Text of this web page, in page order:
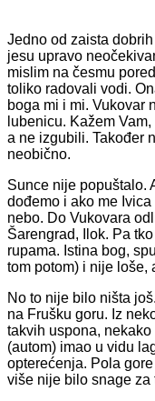
Jedno od zaista
jesu upravo
mislim na česmu
toliko radovali vodi.
boga mi i mi. Vukovar
lubenicu. Kažem
a ne izgubili. Također
neobično.
Sunce nije popuštalo.
dođemo i ako me
nebo. Do Vukovara
Šarengrad, Ilok. Pa
rupama. Istina bog,
tom potom) i nije loše,
No to nije bilo ništa
na Frušku goru. Iz
takvih uspona,
(autom) imao u vidu
opterećenja. Pola
više nije bilo snage za